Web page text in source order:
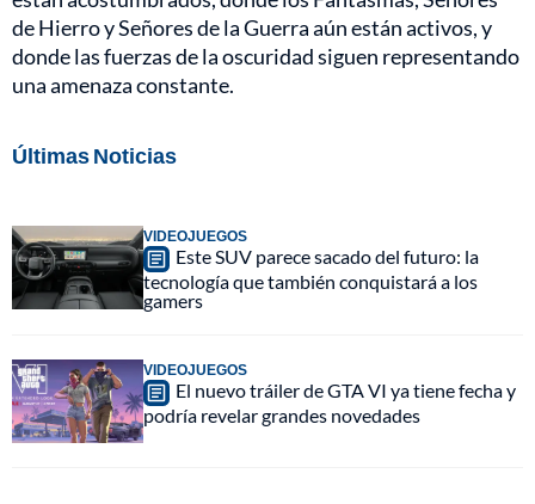
de Hierro y Señores de la Guerra aún están activos, y
donde las fuerzas de la oscuridad siguen representando
una amenaza constante.
Últimas Noticias
VIDEOJUEGOS
Este SUV parece sacado del futuro: la
tecnología que también conquistará a los
gamers
VIDEOJUEGOS
El nuevo tráiler de GTA VI ya tiene fecha y
podría revelar grandes novedades